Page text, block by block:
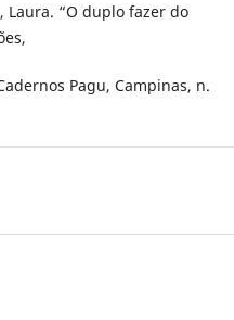
Laura. “O duplo fazer do
Pagu, Campinas, n.